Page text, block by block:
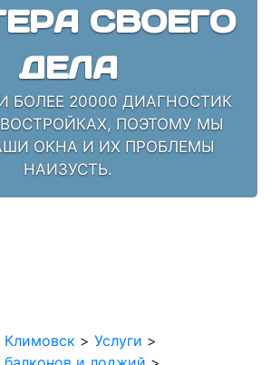
СВОЕГО
ДЕЛА
БОЛЕЕ 20000 ДИАГНОСТИК
ПОЭТОМУ МЫ
ОКНА И ИХ ПРОБЛЕМЫ
НАИЗУСТЬ.
Климовск > Услуги >